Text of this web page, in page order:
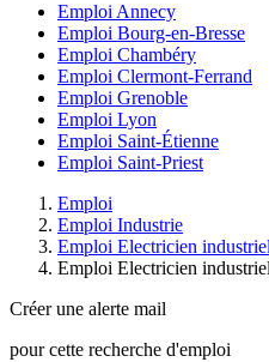
Emploi Annecy
Emploi Bourg-en-Bresse
Emploi Chambéry
Emploi Clermont-Ferrand
Emploi Grenoble
Emploi Lyon
Emploi Saint-Étienne
Emploi Saint-Priest
Emploi
Emploi Industrie
Emploi Electricien industriel
Emploi Electricien
Créer une alerte mail
pour cette recherche d'emploi